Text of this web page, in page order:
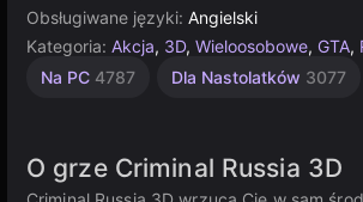
Obsługiwane języki: Angielski
Kategoria: Akcja, 3D, Wieloosobowe, GTA,
Na PC 4787 Dla Nastolatków 3077
Mafia
Kradzież
Komputerowe
Gangsterskie
Indie
Strategiczne
Otwarty
Multiplayer
Unity
O grze Criminal Russia 3D